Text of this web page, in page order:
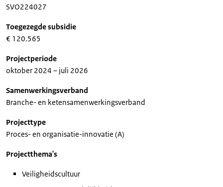
SVO224027
Toegezegde subsidie
€ 120.565
Projectperiode
oktober 2024 – juli 2026
Samenwerkingsverband
Branche- en ketensamenwerkingsverband
Projecttype
Proces- en organisatie-innovatie (A)
Projectthema's
Veiligheidscultuur